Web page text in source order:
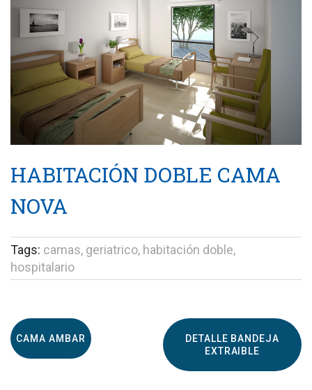
HABITACIÓN DOBLE CAMA
NOVA
Tags: camas, geriatrico, habitación doble,
hospitalario
CAMA AMBAR
DETALLE BANDEJA
EXTRAIBLE